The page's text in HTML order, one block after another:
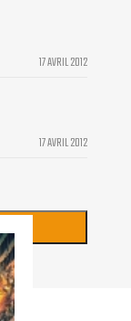
17 AVRIL 2012
17 AVRIL 2012